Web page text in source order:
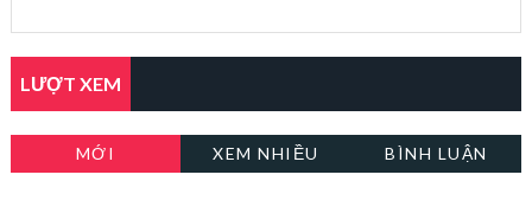
LƯỢT XEM
MỚI XEM NHIỀU BÌNH LUẬN